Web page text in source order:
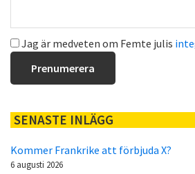
Jag är medveten om Femte julis
SENASTE INLÄGG
Kommer Frankrike att förbjuda X?
6 augusti 2026